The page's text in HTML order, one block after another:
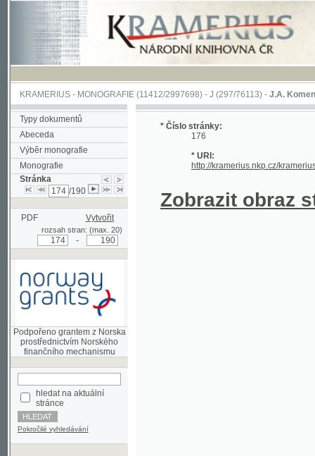
KRAMERIUS-MONOGRAFIE(11412/2997698) -J (297/76113)-J.A. Komenského
Typy dokumentů
Abeceda
Výběr monografie
Monografie
Stránka
/190
PDF Vytvořit
rozsah stran: (max. 20)
Podpořeno grantem z Norska
prostřednictvím Norského
hledat na aktuální
stránce
Pokročilé vyhledávání
* Číslo stránky:
176
* URI:
http://kramerius.nkp.cz/kramerius/